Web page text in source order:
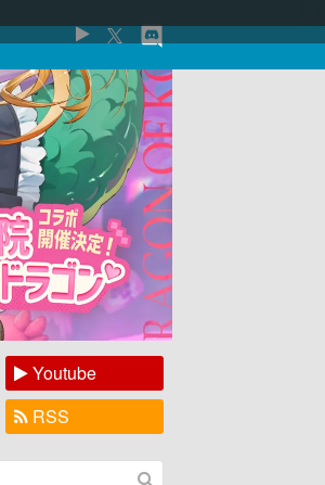
Youtube
RSS